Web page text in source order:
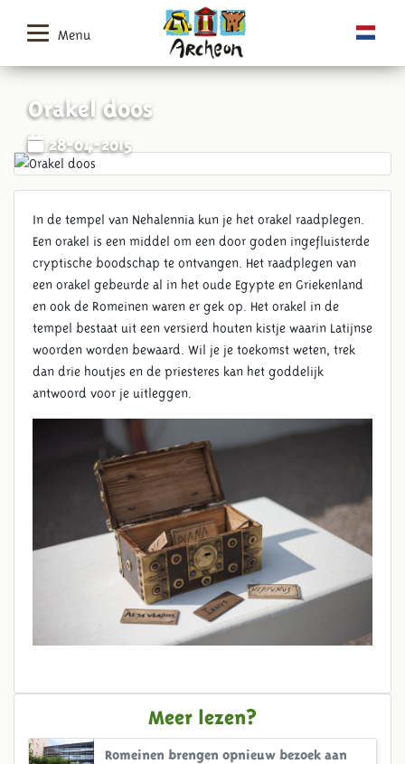
Menu
Orakel doos
28-04-2015
In de tempel van Nehalennia kun je het orakel raadplegen.
Een orakel is een middel om een door goden ingefluisterde
cryptische boodschap te ontvangen. Het raadplegen van
een orakel gebeurde al in het oude Egypte en Griekenland
en ook de Romeinen waren er gek op. Het orakel in de
tempel bestaat uit een versierd houten kistje waarin Latijnse
woorden worden bewaard. Wil je je toekomst weten, trek
dan drie houtjes en de priesteres kan het goddelijk
antwoord voor je uitleggen.
Meer lezen?
Romeinen brengen opnieuw bezoek aan